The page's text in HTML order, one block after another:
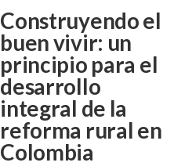
Construyendo el
buen vivir: un
principio para el
desarrollo
integral de la
reforma rural en
Colombia